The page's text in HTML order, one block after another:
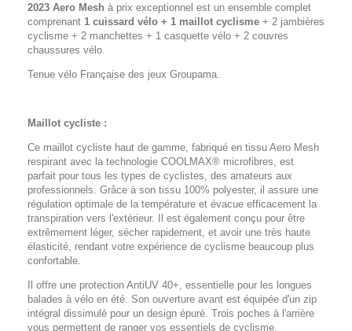
2023 Aero Mesh à prix exceptionnel est un ensemble complet
comprenant 1 cuissard vélo + 1 maillot cyclisme + 2 jambières
cyclisme + 2 manchettes + 1 casquette vélo + 2 couvres
chaussures vélo.
Tenue vélo Française des jeux Groupama.
Maillot cycliste :
Ce maillot cycliste haut de gamme, fabriqué en tissu Aero Mesh
respirant avec la technologie COOLMAX® microfibres, est
parfait pour tous les types de cyclistes, des amateurs aux
professionnels. Grâce à son tissu 100% polyester, il assure une
régulation optimale de la température et évacue efficacement la
transpiration vers l'extérieur. Il est également conçu pour être
extrêmement léger, sécher rapidement, et avoir une très haute
élasticité, rendant votre expérience de cyclisme beaucoup plus
confortable.
Il offre une protection AntiUV 40+, essentielle pour les longues
balades à vélo en été. Son ouverture avant est équipée d'un zip
intégral dissimulé pour un design épuré. Trois poches à l'arrière
vous permettent de ranger vos essentiels de cyclisme.